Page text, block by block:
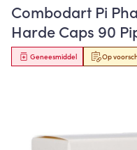
Combodart Pi
Harde Caps 90
Op
Geneesmiddel